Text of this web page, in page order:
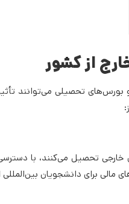
از کشور
بورس‌های تحصیلی می‌توانند
خارجی تحصیل می‌کنند، با
مالی برای دانشجویان